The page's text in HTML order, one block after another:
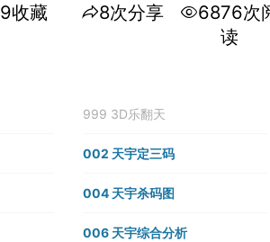
9收藏 8次分享
6876次
读
999 3D乐翻天
002 天宇定三码
004 天宇杀码图
006 天宇综合分析